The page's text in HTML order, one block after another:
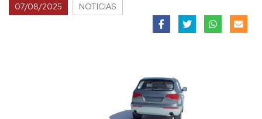
07/08/2025 NOTICIAS